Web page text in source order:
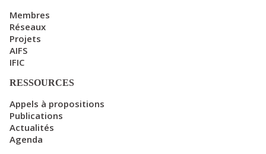
Membres
Réseaux
Projets
AIFS
IFIC
RESSOURCES
Appels à propositions
Publications
Actualités
Agenda